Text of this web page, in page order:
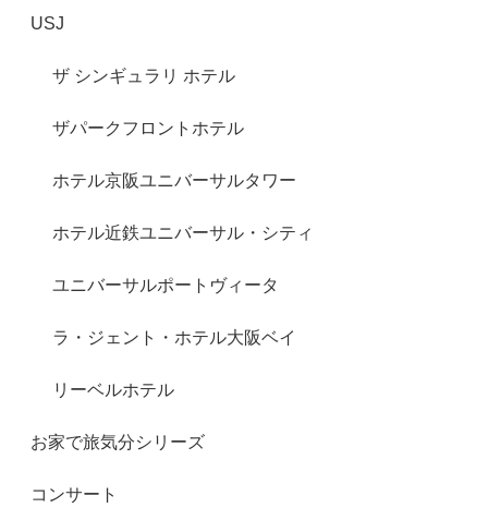
USJ
ザ シンギュラリ ホテル
ザパークフロントホテル
ホテル京阪ユニバーサルタワー
ホテル近鉄ユニバーサル・シティ
ユニバーサルポートヴィータ
ラ・ジェント・ホテル大阪ベイ
リーベルホテル
お家で旅気分シリーズ
コンサート